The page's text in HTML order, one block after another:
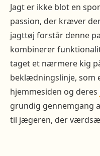
Jagt er ikke blot en
passion, der kræver
jagttøj forstår denne
kombinerer
taget et nærmere kig
beklædningslinje, som
hjemmesiden og deres
grundig gennemgang
til jægeren, der